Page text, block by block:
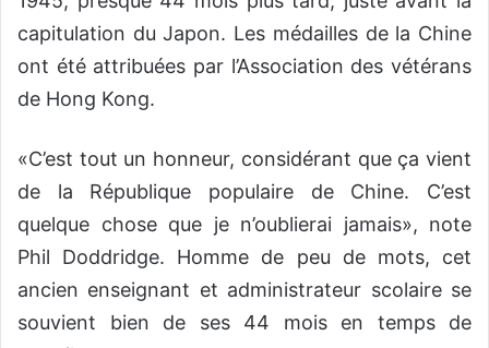
capitulation du Japon. Les médailles de la Chine
ont été attribuées par l’Association des vétérans
de Hong Kong.
«C’est tout un honneur, considérant que ça vient
de la République populaire de Chine. C’est
quelque chose que je n’oublierai jamais», note
Phil Doddridge. Homme de peu de mots, cet
ancien enseignant et administrateur scolaire se
souvient bien de ses 44 mois en temps de